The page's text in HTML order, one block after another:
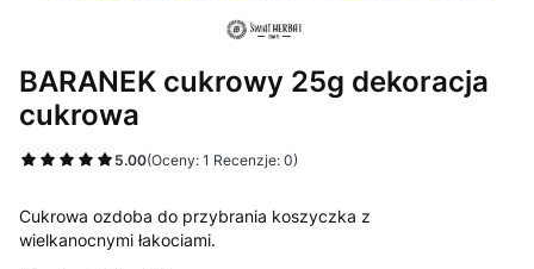
BARANEK cukrowy 25g dekoracja
cukrowa
5.00(Oceny: 1 Recenzje: 0)
Cukrowa ozdoba do przybrania koszyczka z
wielkanocnymi łakociami.